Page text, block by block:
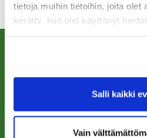
tietoja muihin tietoihin, joita olet
kerätty, kun olet käyttänyt
Salli kaikki
Vain
tieto "koira mukana",
Tarinagolf ry ja
Tarinagolfintie 19,